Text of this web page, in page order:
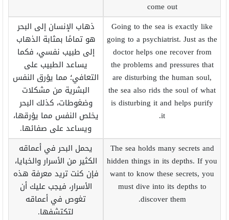
come out
Going to the sea is exactly like
going to a psychiatrist. Just as the
doctor helps one recover from
the problems and pressures that
are disturbing the human soul,
the sea also rids the soul of what
is disturbing it and helps purify
it.
ذهاب الإنسان إلى البحر
هو تمامًا بمثابة الذهاب
إلى طبيب نفسي، فكما
يساعد الطبيب على
التعافي؛ مما يؤرق النفس
البشرية من مشكلات
وضغوطات، كذلك البحر
يخلص النفس مما يؤرقها،
ويساعد على صفائها.
The sea holds many secrets and
hidden things in its depths. If you
want to know these secrets, you
must dive into its depths to
discover them.
يحمل البحر في أعماقه
الكثير من الأسرار والخبايا،
فإن كنت تريد معرفة هذه
الأسرار، فيجب عليك أن
تغوص في أعماقه
لتكتشفها.